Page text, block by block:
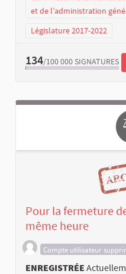
et de l’administration
Législature 2017-2022
134/100 000 SIGNATURES
Pour la fermeture
même heure
Compte utilisateur
ENREGISTRÉE